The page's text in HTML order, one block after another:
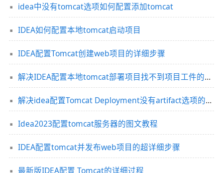
idea中没有tomcat选项如何配置添加tomcat
IDEA如何配置本地tomcat启动项目
IDEA配置Tomcat创建web项目的详细步骤
解决IDEA配置本地tomcat部署项目找不到项目工件的问题
解决idea配置Tomcat Deployment没有artifact选项的问题
Idea2023配置tomcat服务器的图文教程
IDEA配置tomcat并发布web项目的超详细步骤
最新版IDEA配置 Tomcat的详细过程